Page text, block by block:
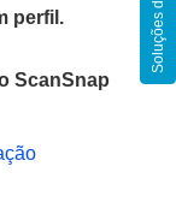
perfil.
ScanSnap